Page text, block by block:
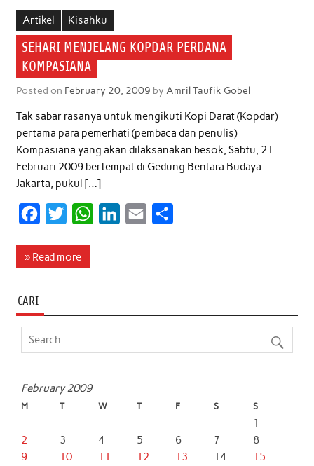
Artikel Kisahku
SEHARI MENJELANG KOPDAR PERDANA
KOMPASIANA
Posted on February 20, 2009 by Amril Taufik Gobel
Tak sabar rasanya untuk mengikuti Kopi Darat (Kopdar)
pertama para pemerhati (pembaca dan penulis)
Kompasiana yang akan dilaksanakan besok, Sabtu, 21
Februari 2009 bertempat di Gedung Bentara Budaya
Jakarta, pukul […]
c
o
o
i
e
W
A
d
» Read more
CARI
February 2009
M T W T F S S
1
2
3 4 5 6 7
8
9
10 11 12 13 14
15